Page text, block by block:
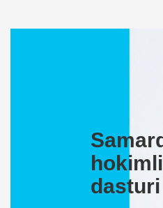
dasturi